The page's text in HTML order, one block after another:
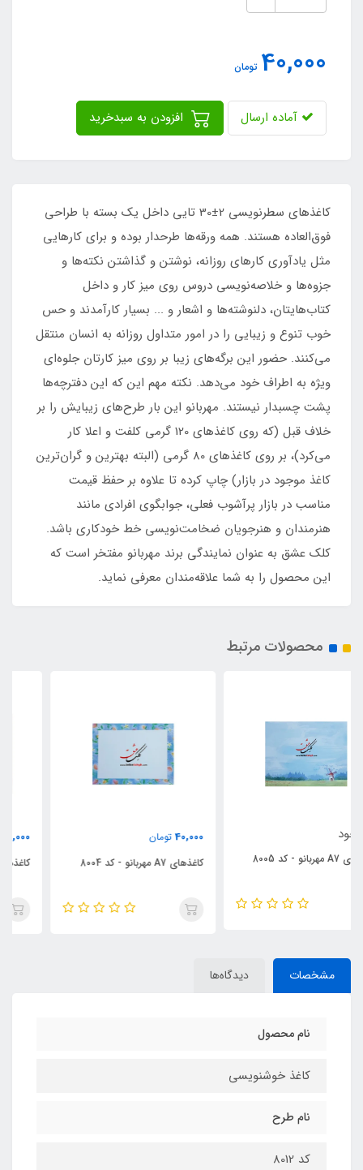
40,000 تومان
آماده ارسال
کاغذهای سطرنویسی 2±30 تایی داخل یک بسته با طراحی
فوق‌العاده هستند. همه ورقه‌ها طرحدار بوده و برای کارهایی
مثل یادآوری کارهای روزانه، نوشتن و گذاشتن نکته‌ها و
جزوه‌ها و خلاصه‌نویسی دروس روی میز کار و داخل
کتاب‌هایتان، دلنوشته‌ها و اشعار و ... بسیار کارآمدند و حس
خوب تنوع و زیبایی را در امور متداول روزانه به انسان منتقل
می‌کنند. حضور این برگه‌های زیبا بر روی میز کارتان جلوه‌ای
ویژه به اطراف خود می‌دهد. نکته مهم این که این دفترچه‌ها
پشت چسبدار نیستند. مهربانو این بار طرح‌های زیبایش را بر
خلاف قبل (که روی کاغذهای 120 گرمی کلفت و اعلا کار
می‌کرد)، بر روی کاغذهای 80 گرمی (البته بهترین و گران‌ترین
کاغذ موجود در بازار) چاپ کرده تا علاوه بر حفظ قیمت
مناسب در بازار پرآشوب فعلی، جوابگوی افرادی مانند
هنرمندان و هنرجویان ضخامت‌نویسی خط خودکاری باشد.
کلک عشق به عنوان نمایندگی برند مهربانو مفتخر است که
این محصول را به شما علاقه‌مندان معرفی نماید.
محصولات مرتبط
کاغذهای A7 مهربانو - کد 8004
40,000
کاغذهای A7 مهربانو - کد 8002
مشخصات دیدگاه‌ها
نام محصول
کاغذ خوشنویسی
نام طرح
کد 8012